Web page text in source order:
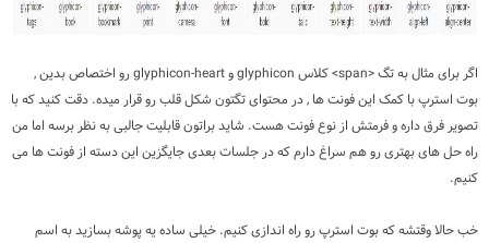
اگر برای مثال به تگ <span> کلاس glyphicon و glyphicon-heart رو اختصاص بدین ,
بوت استرپ با کمک این فونت ها , در محتوای تگتون شکل قلب رو قرار میده. دقت کنید که با
تصویر فرق داره و فرمتش از نوع فونت هست. شاید براتون قابلیت جالبی به نظر برسه اما من
راه حل های بهتری رو هم سراغ دارم که در جلسات بعدی جایگزین این دسته از فونت ها می
کنیم.
خب حالا وقتشه که بوت استرپ رو راه اندازی کنیم. خیلی ساده یه پوشه بسازید به اسم